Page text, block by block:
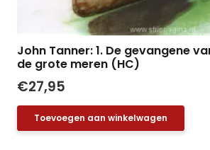
John Tanner: 1. De gevangene
de grote meren (HC)
€27,95
Toevoegen aan winkelwagen